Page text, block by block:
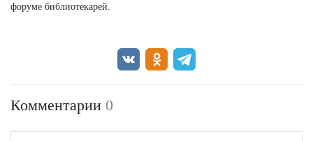
форуме библиотекарей.
Комментарии 0